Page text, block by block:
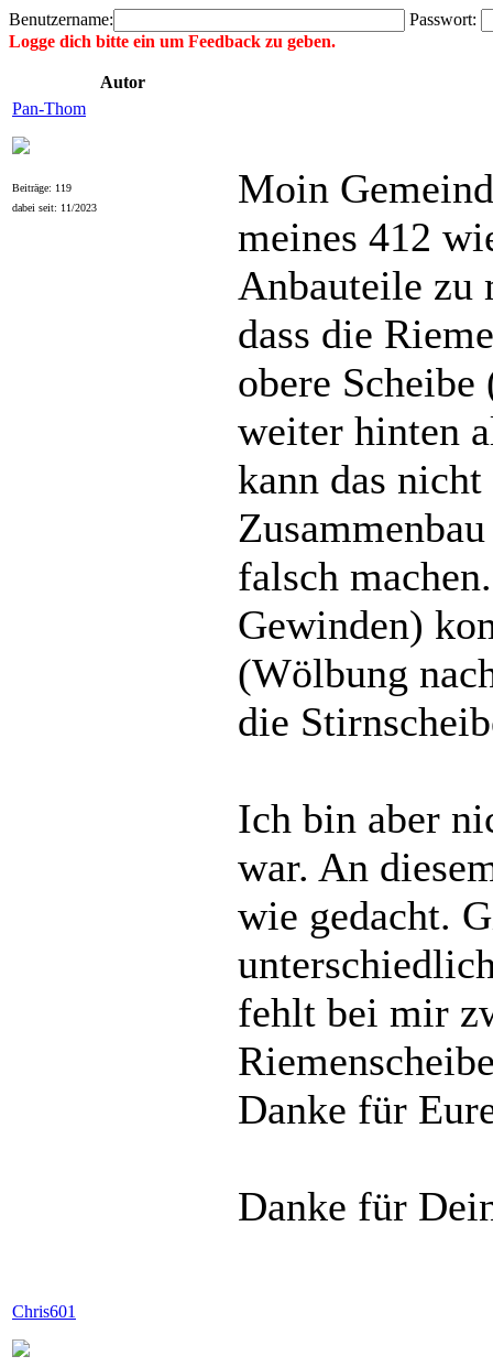
Benutzername:
Passwort:
Logge dich bitte ein um Feedback zu geben.
Autor
Pan-Thom
Beiträge: 119
dabei seit: 11/2023
Moin
meines 412
Anbauteile zu
dass die
obere
weiter hinten
kann das
falsch
Gewinden)
(Wölbung
die
Ich bin aber
war. An
wie gedacht.
fehlt bei mir
Danke für
Danke für
Chris601